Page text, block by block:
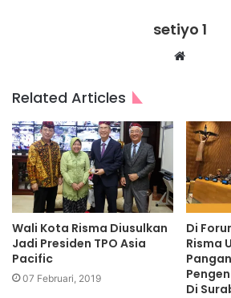
setiyo 1
Website
Related Articles
Wali Kota Risma Diusulkan
Jadi Presiden TPO Asia
Pacific
07 Februari, 2019
Di
Risma
Di